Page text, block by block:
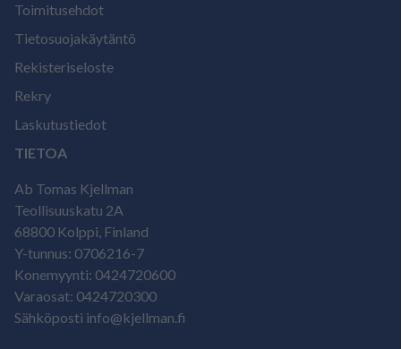
Toimitusehdot
Tietosuojakäytäntö
Rekisteriseloste
Rekry
Laskutustiedot
TIETOA
Ab Tomas Kjellman
Teollisuuskatu 2A
68800 Kolppi, Finland
Y-tunnus: 0706216-7
Konemyynti: 0424720600
Varaosat: 0424720300
Sähköposti info@kjellman.fi